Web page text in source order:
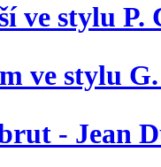
ve stylu P.
ve stylu
- Jean